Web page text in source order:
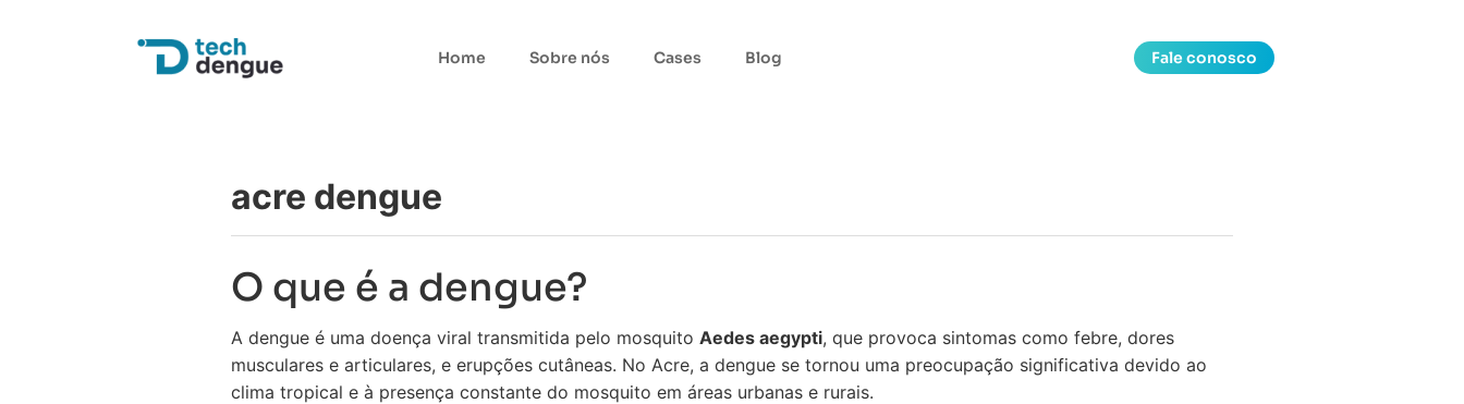
Home Sobre nós Cases Blog Fale conosco
acre dengue
O que é a dengue?
A dengue é uma doença viral transmitida pelo mosquito Aedes aegypti, que provoca sintomas como febre, dores
musculares e articulares, e erupções cutâneas. No Acre, a dengue se tornou uma preocupação significativa devido ao
clima tropical e à presença constante do mosquito em áreas urbanas e rurais.